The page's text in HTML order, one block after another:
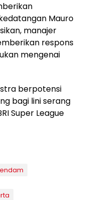
Mauro
manajer
respons
mengenai
berpotensi
bagi lini serang
Super League